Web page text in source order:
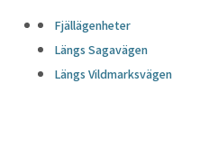
Fjällägenheter
Längs Sagavägen
Längs Vildmarksvägen